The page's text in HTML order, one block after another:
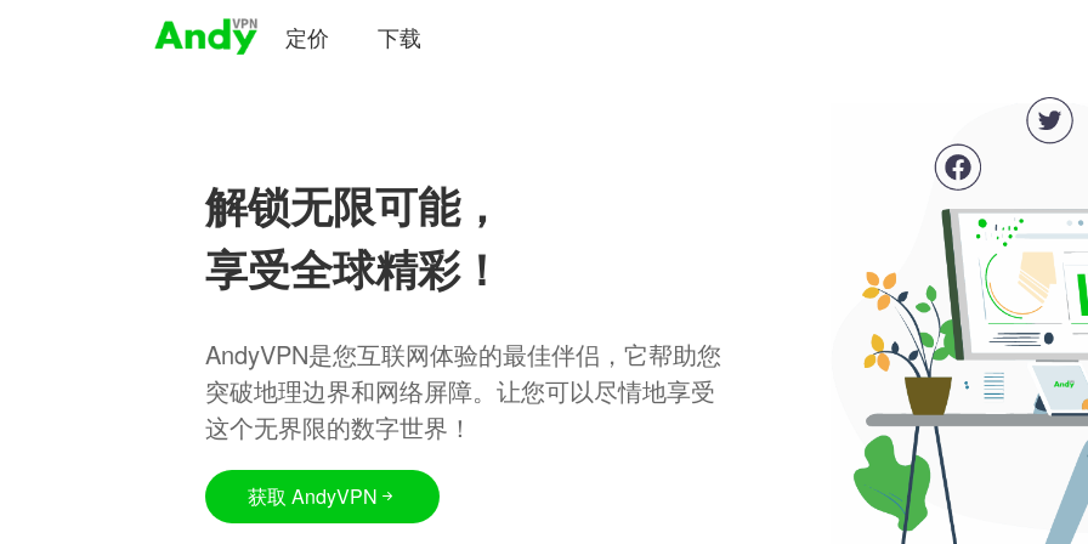
定价 下载
解锁无限可能，
享受全球精彩！
AndyVPN是您互联网体验的最佳伴侣，它帮助您
突破地理边界和网络屏障。让您可以尽情地享受
这个无界限的数字世界！
获取 AndyVPN